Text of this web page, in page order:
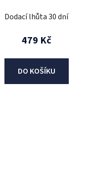
(full diamond)
Dodací lhůta 30 dní
479 Kč
DO KOŠÍKU